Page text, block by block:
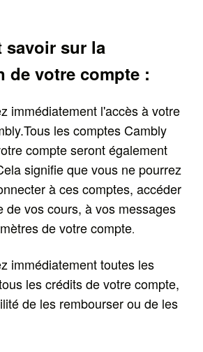
savoir sur la
de votre compte :
immédiatement l'accès à votre
Tous les comptes Cambly
compte seront également
signifie que vous ne pourrez
à ces comptes, accéder
de vos cours, à vos messages
de votre compte.
immédiatement toutes les
les crédits de votre compte,
de les rembourser ou de les